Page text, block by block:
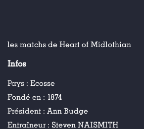
les matchs de Heart of Midlothian
Infos
Pays : Ecosse
Fondé en : 1874
Président : Ann Budge
Entraîneur : Steven NAISMITH